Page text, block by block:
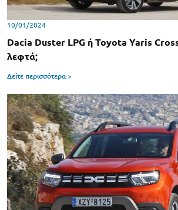
10/01/2024
Dacia Duster LPG ή Toyota Yaris
λεφτά;
Δείτε περισσότερα >